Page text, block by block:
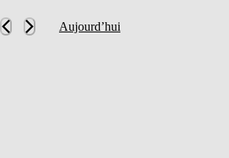
Aujourd’hui